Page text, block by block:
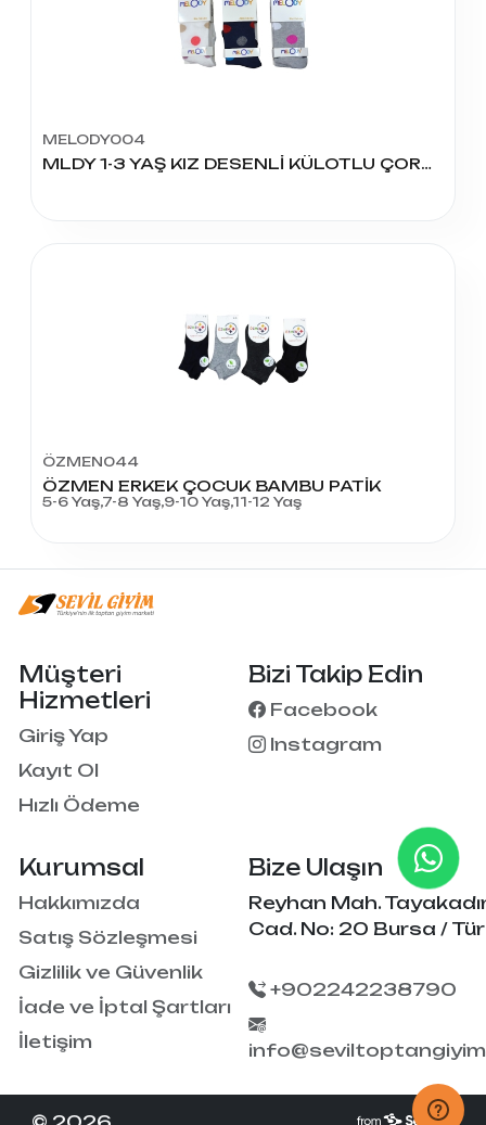
MELODY004
MLDY 1-3 YAŞ KIZ DESENLİ KÜLOTLU ÇORAP
ÖZMEN044
ÖZMEN ERKEK ÇOCUK BAMBU PATİK
5-6 Yaş,7-8 Yaş,9-10 Yaş,11-12 Yaş
Kurumsal
Hakkımızda
Satış Sözleşmesi
Gizlilik ve Güvenlik
İade ve İptal Şartları
İletişim
Müşteri
Hizmetleri
Giriş Yap
Kayıt Ol
Hızlı Ödeme
Bizi Takip Edin
Facebook
Instagram
Bize Ulaşın
Reyhan Mah.
Cad. No: 20 Bursa /
+902242238790